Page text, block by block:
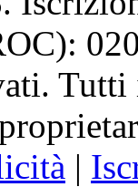
Tutti
|